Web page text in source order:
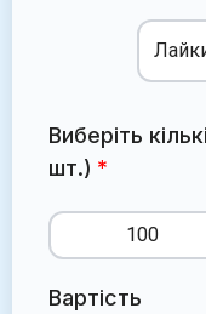
Виберіть
шт.)
Вартість